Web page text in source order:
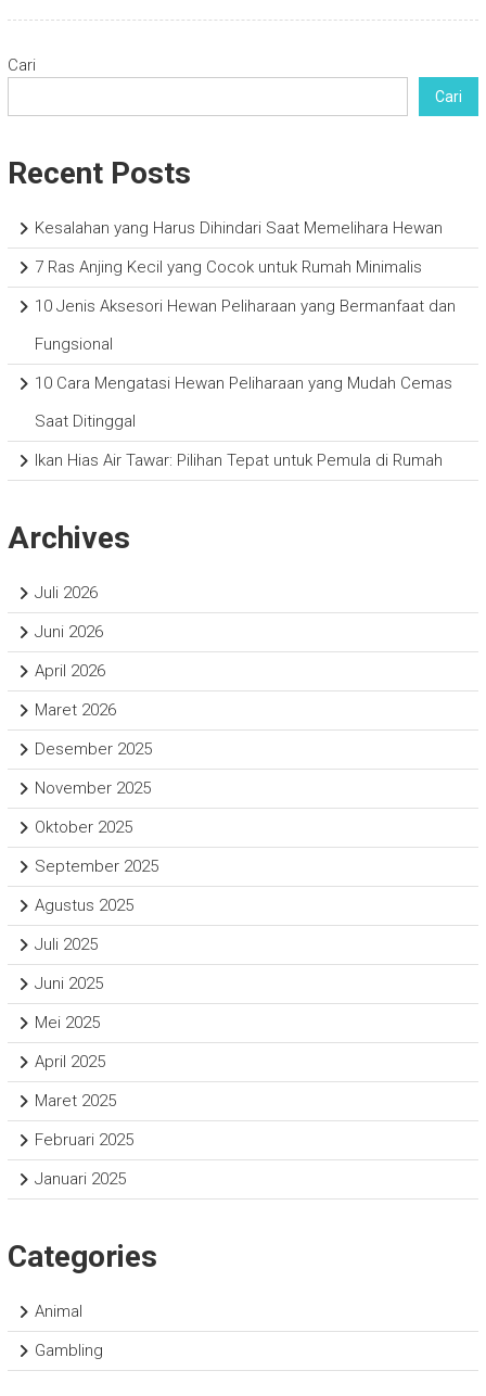
Cari
Cari
Recent Posts
Kesalahan yang Harus Dihindari Saat Memelihara Hewan
7 Ras Anjing Kecil yang Cocok untuk Rumah Minimalis
10 Jenis Aksesori Hewan Peliharaan yang Bermanfaat dan
Fungsional
10 Cara Mengatasi Hewan Peliharaan yang Mudah Cemas
Saat Ditinggal
Ikan Hias Air Tawar: Pilihan Tepat untuk Pemula di Rumah
Archives
Juli 2026
Juni 2026
April 2026
Maret 2026
Desember 2025
November 2025
Oktober 2025
September 2025
Agustus 2025
Juli 2025
Juni 2025
Mei 2025
April 2025
Maret 2025
Februari 2025
Januari 2025
Categories
Animal
Gambling